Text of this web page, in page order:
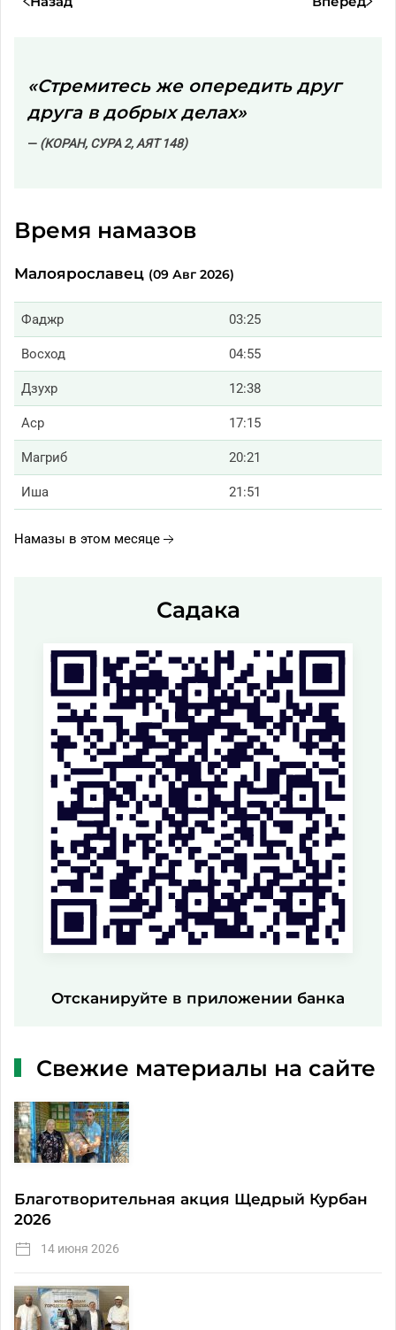
«Стремитесь же опередить друг
друга в добрых делах»
(КОРАН, СУРА 2, АЯТ 148)
Время намазов
Малоярославец (09 Авг 2026)
Фаджр 03:25
Восход 04:55
Дзухр 12:38
Аср 17:15
Магриб 20:21
Иша 21:51
Намазы в этом месяце
Садака
Отсканируйте в приложении банка
Свежие материалы на сайте
Благотворительная акция Щедрый Курбан
2026
14 июня 2026